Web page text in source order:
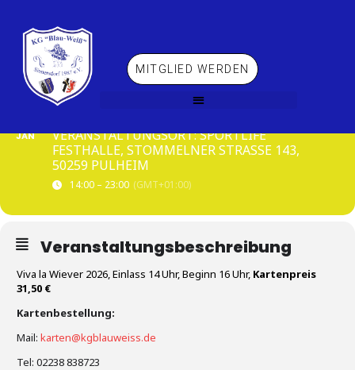
MITGLIED WERDEN
JAN
VIVA LA WIEVER
VERANSTALTUNGSORT: SPORTLIFE
FESTHALLE, STOMMELNER STRASSE 143,
50259 PULHEIM
14:00 – 23:00 (GMT+01:00)
Veranstaltungsbeschreibung
Viva la Wiever 2026, Einlass 14 Uhr, Beginn 16 Uhr, Kartenpreis
31,50 €
Kartenbestellung:
Mail: karten@kgblauweiss.de
Tel: 02238 838723